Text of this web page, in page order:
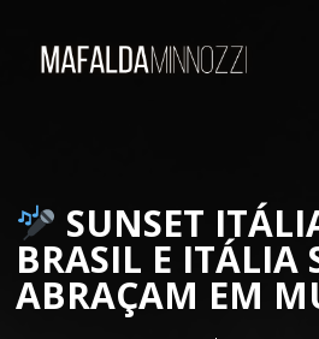
SUNSET
BRASIL E ITÁLIA
ABRAÇAM EM